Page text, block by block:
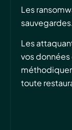
Les
sauvegardes.
Les
vos
toute